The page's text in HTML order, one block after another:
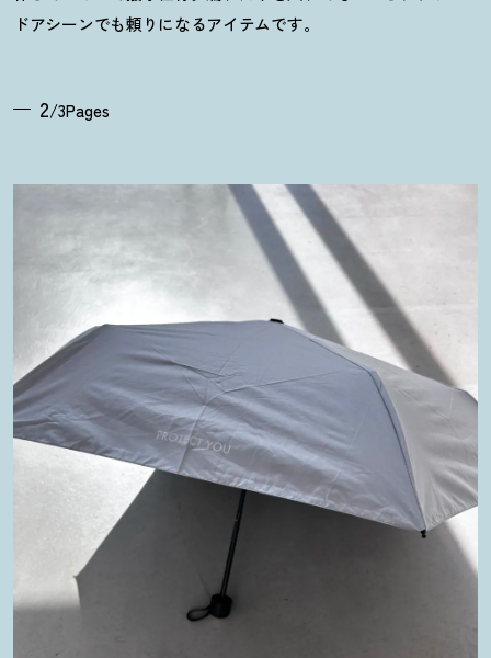
ドアシーンでも頼りになるアイテムです。
2/3Pages